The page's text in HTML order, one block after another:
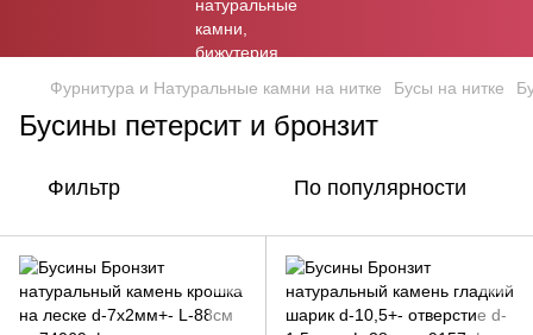
Фурнитура и Натуральные камни на нитке Бусы на нитке
Бусины петерсит и бронзит
Фильтр По популярности